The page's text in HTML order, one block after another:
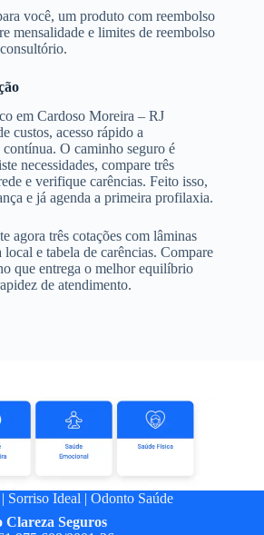
você, um produto com reembolso
mensalidade e limites de reembolso
em Cardoso Moreira – RJ
custos, acesso rápido a
contínua. O caminho seguro é
necessidades, compare três
e verifique carências. Feito isso,
e já agenda a primeira profilaxia.
agora três cotações com lâminas
e tabela de carências. Compare
que entrega o melhor equilíbrio
de atendimento.
| Sorriso Ideal |Odonto Saúde
Clareza Seguros